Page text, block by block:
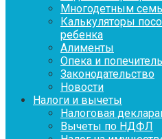
Многодетным
Калькуляторы
ребенка
Алименты
Опека и
Законодательство
Новости
Налоги и вычеты
Налоговая
Вычеты по НДФЛ